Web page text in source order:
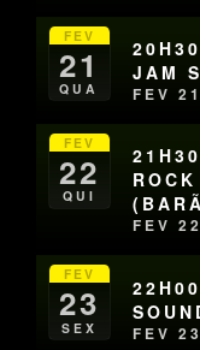
FEV
21
QUA
JAM
FEV 21
FEV
22
QUI
FEV 22
FEV
23
SEX FEV 23